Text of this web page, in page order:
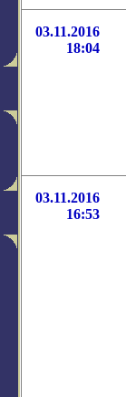
03.11.2016
18:04
03.11.2016
16:53